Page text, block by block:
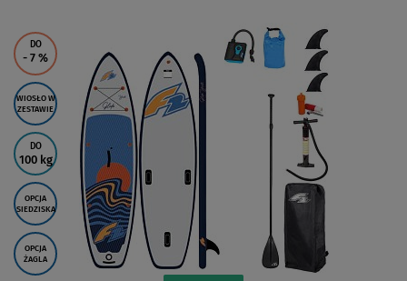
DO
- 7 %
WIOSŁO W
ZESTAWIE
DO
100 kg
OPCJA
SIEDZISKA
OPCJA
ŻAGLA